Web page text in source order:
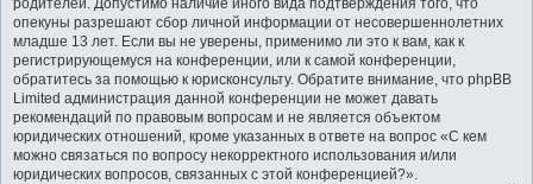
родителей. Допустимо наличие иного вида подтверждения того, что
опекуны разрешают сбор личной информации от несовершеннолетних
младше 13 лет. Если вы не уверены, применимо ли это к вам, как к
регистрирующемуся на конференции, или к самой конференции,
обратитесь за помощью к юрисконсульту. Обратите внимание, что phpBB
Limited администрация данной конференции не может давать
рекомендаций по правовым вопросам и не является объектом
юридических отношений, кроме указанных в ответе на вопрос «С кем
можно связаться по вопросу некорректного использования и/или
юридических вопросов, связанных с этой конференцией?».